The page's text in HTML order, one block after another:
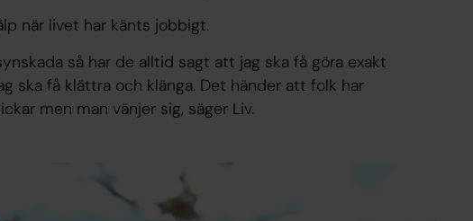
när livet har känts jobbigt.
så har de alltid sagt att jag ska få göra exakt
ska få klättra och klänga. Det händer att folk har
men man vänjer sig, säger Liv.